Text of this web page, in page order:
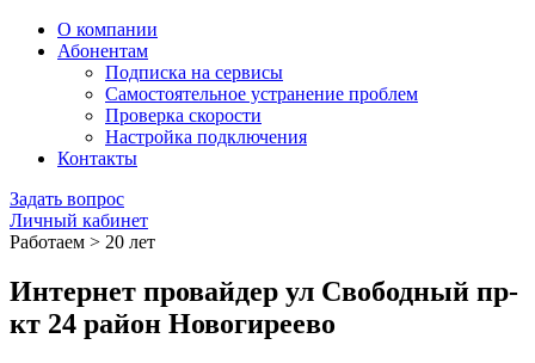
О компании
Абонентам
Подписка на сервисы
Самостоятельное устранение проблем
Проверка скорости
Настройка подключения
Контакты
Задать вопрос
Личный кабинет
Работаем > 20 лет
Интернет провайдер ул Свободный пр-
кт 24 район Новогиреево